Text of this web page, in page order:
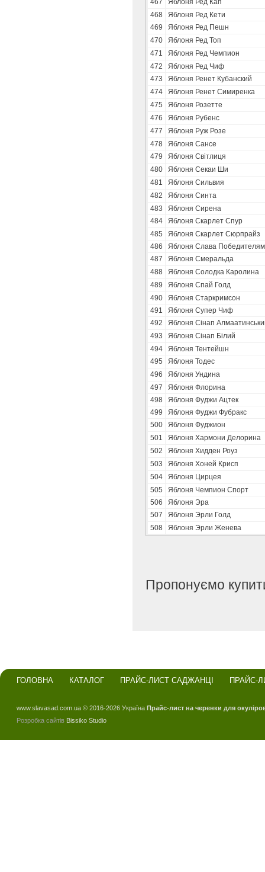
467
Яблоня Ред Кап
468
Яблоня Ред Кети
469
Яблоня Ред Пешн
470
Яблоня Ред Топ
471
Яблоня Ред Чемпион
472
Яблоня Ред Чиф
473
Яблоня Ренет Кубанский
474
Яблоня Ренет Симиренка
475
Яблоня Розетте
476
Яблоня Рубенс
477
Яблоня Руж Розе
478
Яблоня Сансе
479
Яблоня Свiтлиця
480
Яблоня Секаи Ши
481
Яблоня Сильвия
482
Яблоня Синта
483
Яблоня Сирена
484
Яблоня Скарлет Спур
485
Яблоня Скарлет Сюрпрайз
486
Яблоня Слава Победителям
487
Яблоня Смеральда
488
Яблоня Солодка Каролина
489
Яблоня Спай Голд
490
Яблоня Старкримсон
491
Яблоня Супер Чиф
492
Яблоня Сінап
493
Яблоня Сінап Білий
494
Яблоня Тентейшн
495
Яблоня Тодес
496
Яблоня Ундина
497
Яблоня Флорина
498
Яблоня Фуджи Ацтек
499
Яблоня Фуджи Фубракс
500
Яблоня Фуджион
501
Яблоня Хармони Делорина
502
Яблоня Хидден Роуз
503
Яблоня Хоней Крисп
504
Яблоня Цирцея
505
Яблоня Чемпион Спорт
506
Яблоня Эра
507
Яблоня Эрли Голд
508
Яблоня Эрли Женева
Пропонуємо
ГОЛОВНА КАТАЛОГ ПРАЙС-ЛИСТ САДЖАНЦІ ПРАЙС-
www.slavasad.com.ua © 2016-2026 Україна Прайс-лист на черенки для
Розробка сайтів Bissiko Studio